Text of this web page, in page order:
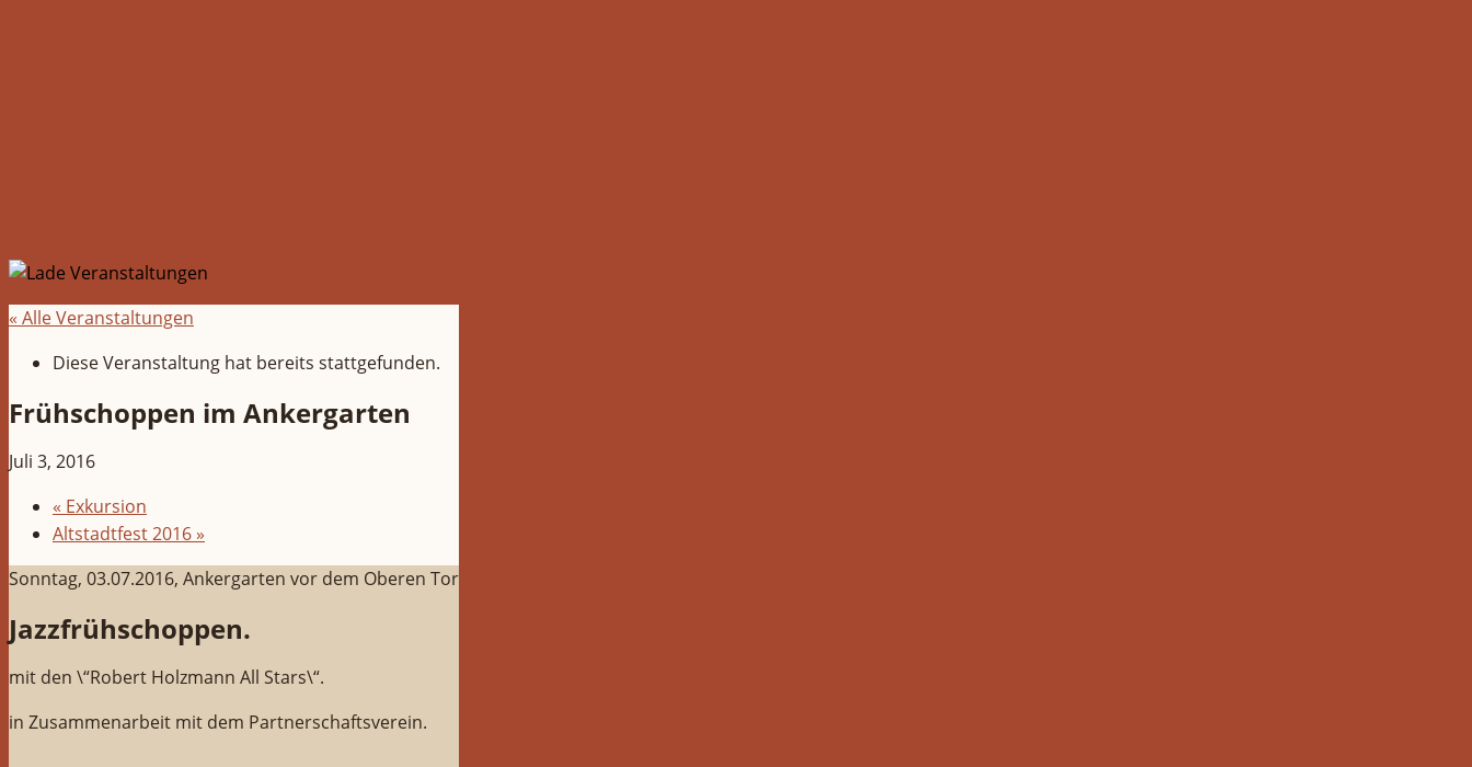
« Alle Veranstaltungen
Diese Veranstaltung hat bereits stattgefunden.
Frühschoppen im Ankergarten
Juli 3, 2016
« Exkursion
Altstadtfest 2016»
Sonntag, 03.07.2016, Ankergarten vor dem Oberen Tor
Jazzfrühschoppen.
mit den \“Robert Holzmann All Stars\“.
in Zusammenarbeit mit dem Partnerschaftsverein.